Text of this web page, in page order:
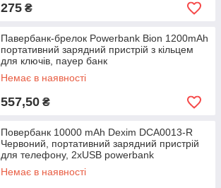
275 ₴
Павербанк-брелок Powerbank Bion 1200mAh
портативний зарядний пристрій з кільцем
для ключів, пауер банк
Немає в наявності
557,50 ₴
Повербанк 10000 mAh Dexim DCA0013-R
Червоний, портативний зарядний пристрій
для телефону, 2хUSB powerbank
Немає в наявності